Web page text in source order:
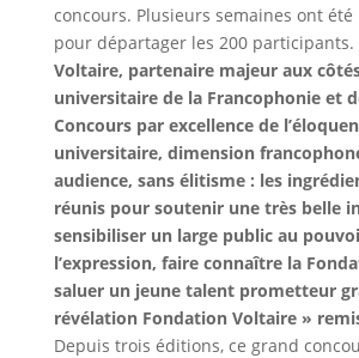
concours. Plusieurs semaines ont été
pour départager les 200 participants.
Voltaire, partenaire majeur aux côtés
universitaire de la Francophonie et
Concours par excellence de
universitaire, dimension
audience, sans élitisme : les
réunis pour soutenir une très belle
sensibiliser un large public au
l’expression, faire connaître la
saluer un jeune talent prometteur
révélation Fondation Voltaire »
Depuis trois éditions, ce grand